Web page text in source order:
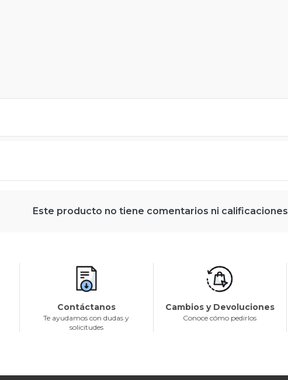
Este producto no tiene comentarios ni calificaciones
Contáctanos
Te ayudamos con dudas y
solicitudes
Cambios y Devoluciones
Conoce cómo pedirlos